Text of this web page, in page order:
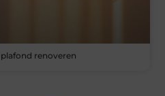
plafond renoveren